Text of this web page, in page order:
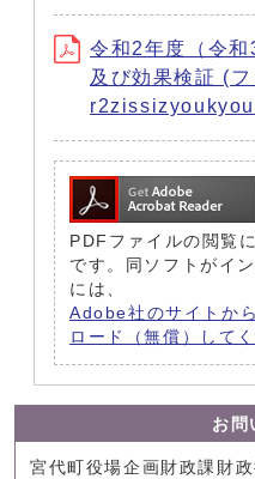
令和2年度（令
及び効果検証 (フ
PDFファイルの閲覧
です。同ソフトがイ
には、
Adobe社のサイトか
ロード（無償）してく
お問
宮代町役場企画財政課財政